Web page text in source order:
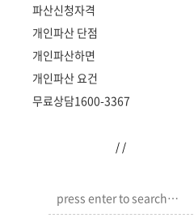
파산신청자격
개인파산 단점
개인파산하면
개인파산 요건
무료상담1600-3367
/ /